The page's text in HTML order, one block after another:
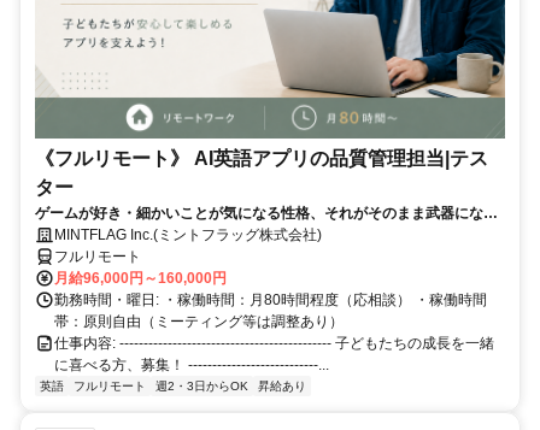
《フルリモート》 AI英語アプリの品質管理担当|テス
ター
ゲームが好き・細かいことが気になる性格、それがそのまま武器になる
仕事です！
MINTFLAG Inc.(ミントフラッグ株式会社)
フルリモート
月給96,000円～160,000円
勤務時間・曜日: ・稼働時間：月80時間程度（応相談） ・稼働時間
帯：原則自由（ミーティング等は調整あり）
仕事内容: -------------------------------------------- 子どもたちの成長を一緒
に喜べる方、募集！ ---------------------------...
英語 フルリモート 週2・3日からOK 昇給あり